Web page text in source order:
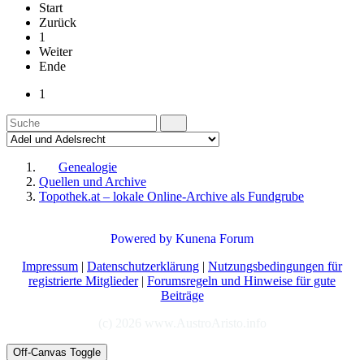
Start
Zurück
1
Weiter
Ende
1
Genealogie
Quellen und Archive
Topothek.at – lokale Online-Archive als Fundgrube
Powered by Kunena Forum
Impressum | Datenschutzerklärung | Nutzungsbedingungen für
registrierte Mitglieder| Forumsregeln und Hinweise für gute
Beiträge
Off-Canvas Toggle